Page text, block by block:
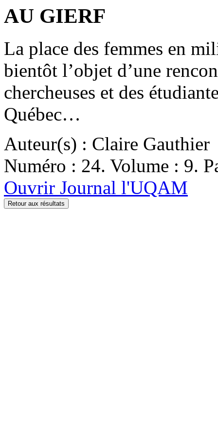
AU GIERF
La place des femmes en
bientôt l’objet d’une
chercheuses et des
Québec…
Auteur(s) : Claire Gauthier
Numéro : 24. Volume : 9.
Ouvrir Journal l'UQAM
Retour aux résultats